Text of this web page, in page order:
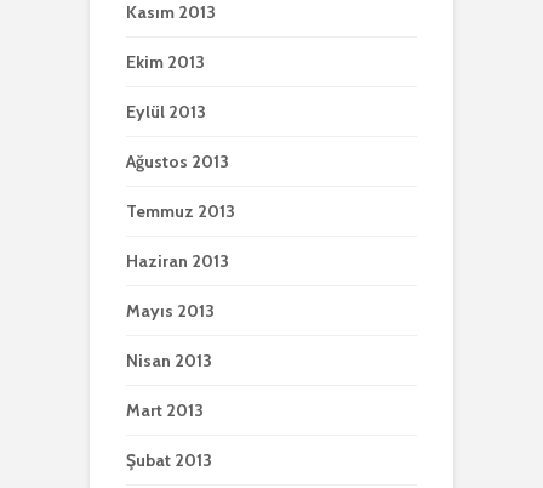
Kasım 2013
Ekim 2013
Eylül 2013
Ağustos 2013
Temmuz 2013
Haziran 2013
Mayıs 2013
Nisan 2013
Mart 2013
Şubat 2013